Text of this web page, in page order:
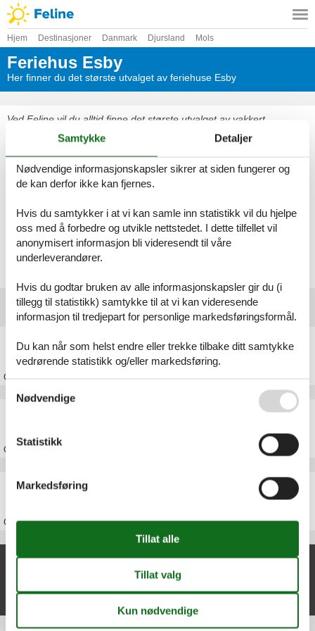
Hjem Destinasjoner Danmark Djursland Mols
Feriehus Esby
Her finner du det største utvalget av feriehuse Esby
Ved Feline vil du alltid finne det største utvalget av vakkert
beliggende feriehuse Esby. Bestill enkelt og sikkert på nettet eller
kontakt oss, hvis du har spørsmål.
Velg mellom 24 feriehus
feriehus Esby
Velg mellom 24 feriehus
Foreldre toppartikler
Om
OmDjursland
Feriehus Danmark
OmDanmark
Nylige artikler om Esby
Feriehus Esby
Samtykke Detaljer
Nødvendige informasjonskapsler sikrer at siden fungerer og
de kan derfor ikke kan fjernes.
Hvis du samtykker i at vi kan samle inn statistikk vil du hjelpe
oss med å forbedre og utvikle nettstedet. I dette tilfellet vil
anonymisert informasjon bli videresendt til våre
underleverandører.
Hvis du godtar bruken av alle informasjonskapsler gir du (i
tillegg til statistikk) samtykke til at vi kan videresende
informasjon til tredjepart for personlige markedsføringsformål.
Du kan når som helst endre eller trekke tilbake ditt samtykke
vedrørende statistikk og/eller markedsføring.
Nødvendige
Statistikk
Markedsføring